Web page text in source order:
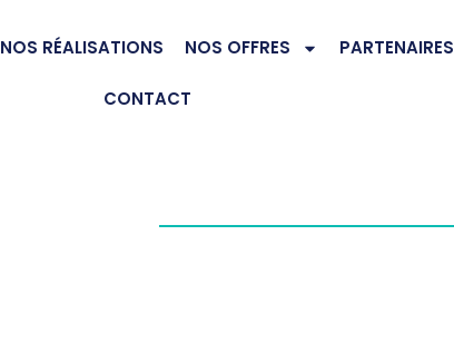
NOS RÉALISATIONS NOS OFFRES PARTENAIRES
CONTACT